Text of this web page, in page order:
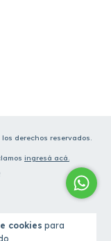
cookies para
los derechos reservados.
ingresá acá.